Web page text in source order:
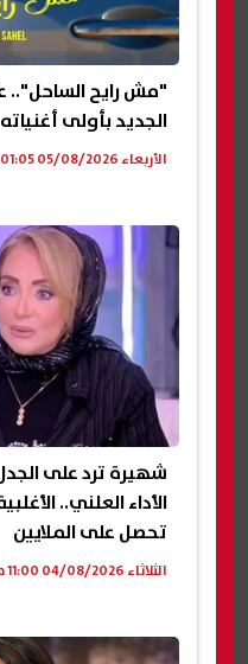
"مش رايح الساحل"..
الجديد بأولى أغنياته
الأربعاء 05/08/2026 01:05 ص
شهيرة ترد على
الأداء العلني..
تحصل على الملايين
الثلاثاء 04/08/2026 11:00 م